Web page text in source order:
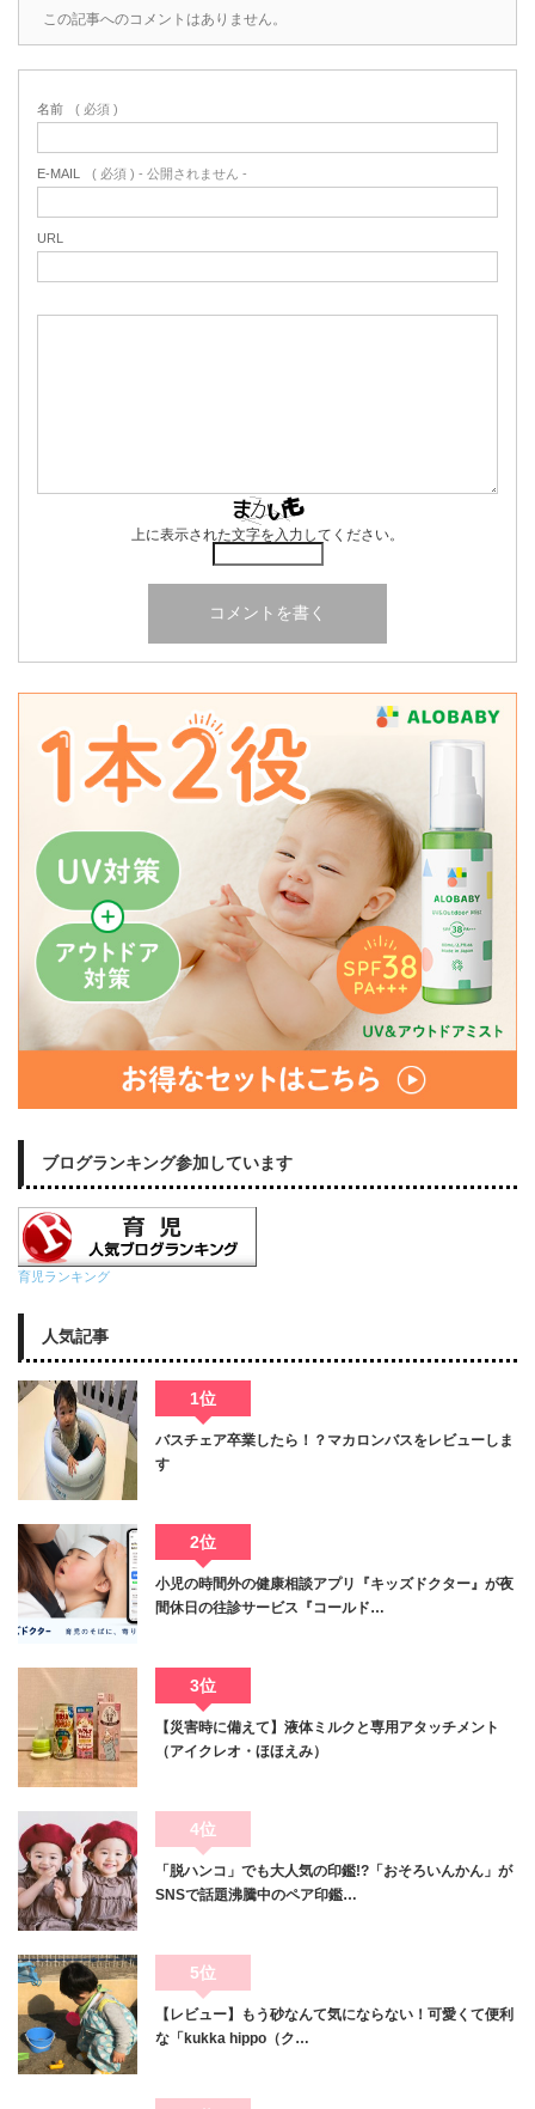
この記事へのコメントはありません。
名前 ( 必須 )
E-MAIL ( 必須 ) - 公開されません -
URL
上に表示された文字を入力してください。
ブログランキング参加しています
育児ランキング
人気記事
1位
バスチェア卒業したら！？マカロンバスをレビューしま
す
2位
小児の時間外の健康相談アプリ『キッズドクター』が夜
間休日の往診サービス『コールド…
3位
【災害時に備えて】液体ミルクと専用アタッチメント
（アイクレオ・ほほえみ）
4位
「脱ハンコ」でも大人気の印鑑!?「おそろいんかん」が
SNSで話題沸騰中のペア印鑑…
5位
【レビュー】もう砂なんて気にならない！可愛くて便利
な「kukka hippo（ク…